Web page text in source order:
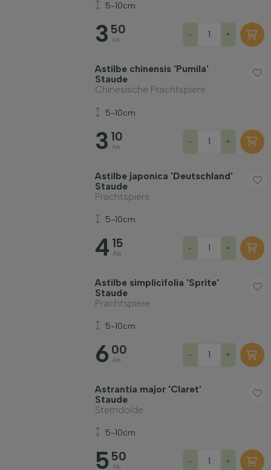
5-10cm
3 50
Ab
- +
Astilbe chinensis 'Pumila'
Staude
Chinesische Prachtspiere
5-10cm
3 10
Ab
- +
Astilbe japonica 'Deutschland'
Staude
Prachtspiere
5-10cm
4 15
Ab
- +
Astilbe simplicifolia 'Sprite'
Staude
Prachtspiere
5-10cm
6 00
Ab
- +
Astrantia major 'Claret'
Staude
Sterndolde
5-10cm
5 50
Ab
- +